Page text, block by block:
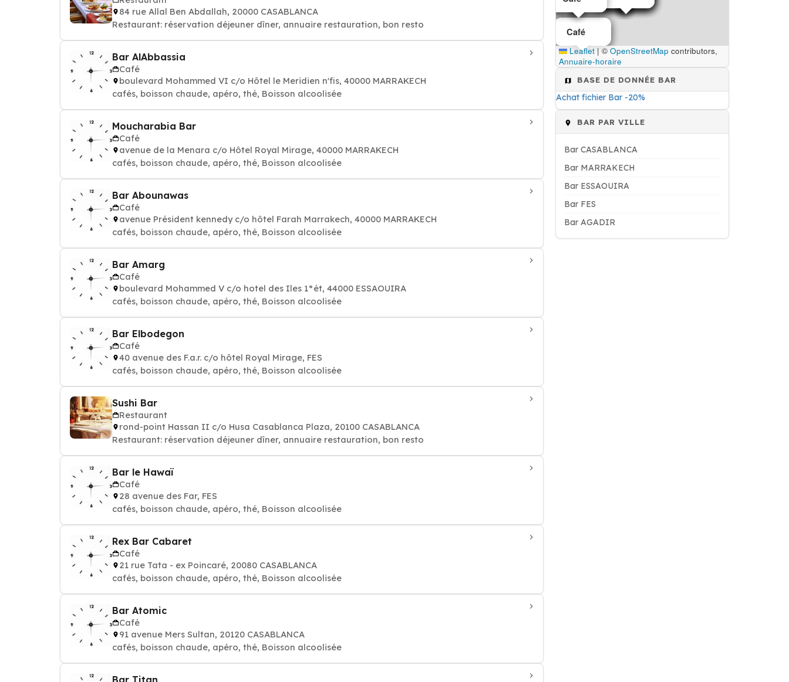
84 rue Allal Ben Abdallah, 20000 CASABLANCA
Restaurant: réservation déjeuner dîner, annuaire restauration, bon resto
Bar AlAbbassia
Café
boulevard Mohammed VI c/o Hôtel le Meridien n'fis, 40000 MARRAKECH
cafés, boisson chaude, apéro, thé, Boisson alcoolisée
Moucharabia Bar
Café
avenue de la Menara c/o Hôtel Royal Mirage, 40000 MARRAKECH
cafés, boisson chaude, apéro, thé, Boisson alcoolisée
Bar Abounawas
Café
avenue Président kennedy c/o hôtel Farah Marrakech, 40000 MARRAKECH
cafés, boisson chaude, apéro, thé, Boisson alcoolisée
Bar Amarg
Café
boulevard Mohammed V c/o hotel des Iles 1°ét, 44000 ESSAOUIRA
cafés, boisson chaude, apéro, thé, Boisson alcoolisée
Bar Elbodegon
Café
40 avenue des F.a.r. c/o hôtel Royal Mirage, FES
cafés, boisson chaude, apéro, thé, Boisson alcoolisée
Sushi Bar
Restaurant
rond-point Hassan II c/o Husa Casablanca Plaza, 20100 CASABLANCA
Restaurant: réservation déjeuner dîner, annuaire restauration, bon resto
Bar le Hawaï
Café
28 avenue des Far, FES
cafés, boisson chaude, apéro, thé, Boisson alcoolisée
Rex Bar Cabaret
Café
21 rue Tata - ex Poincaré, 20080 CASABLANCA
cafés, boisson chaude, apéro, thé, Boisson alcoolisée
Bar Atomic
Café
91 avenue Mers Sultan, 20120 CASABLANCA
cafés, boisson chaude, apéro, thé, Boisson alcoolisée
Bar Titan
Café
Café
Leaflet | © OpenStreetMap contributors,
Annuaire-horaire
BASE DE DONNÉE BAR
Achat fichier Bar -20%
BAR PAR VILLE
Bar CASABLANCA
Bar MARRAKECH
Bar ESSAOUIRA
Bar FES
Bar AGADIR